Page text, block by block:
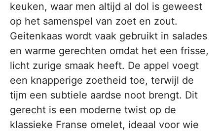
keuken, waar men altijd al dol is geweest
op het samenspel van zoet en zout.
Geitenkaas wordt vaak gebruikt in salades
en warme gerechten omdat het een frisse,
licht zurige smaak heeft. De appel voegt
een knapperige zoetheid toe, terwijl de
tijm een subtiele aardse noot brengt. Dit
gerecht is een moderne twist op de
klassieke Franse omelet, ideaal voor wie